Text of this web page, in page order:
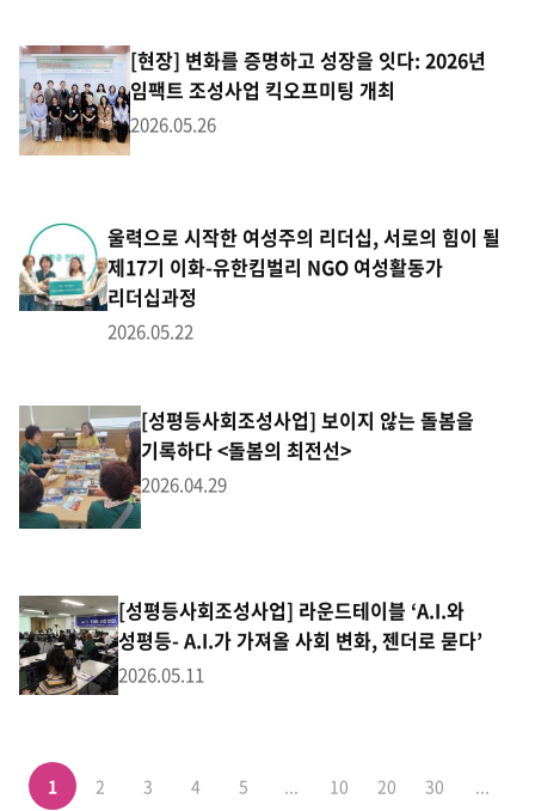
[현장] 변화를 증명하고 성장을 잇다: 2026년
임팩트 조성사업 킥오프미팅 개최
2026.05.26
울력으로 시작한 여성주의 리더십, 서로의 힘이 될
제17기 이화-유한킴벌리 NGO 여성활동가
리더십과정
2026.05.22
[성평등사회조성사업] 보이지 않는 돌봄을
기록하다 <돌봄의 최전선>
2026.04.29
[성평등사회조성사업] 라운드테이블 ‘A.I.와
성평등- A.I.가 가져올 사회 변화, 젠더로 묻다’
2026.05.11
1 2 3 4 5 ... 10 20 30 ...